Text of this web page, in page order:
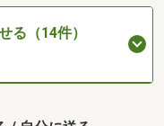
る（14件）